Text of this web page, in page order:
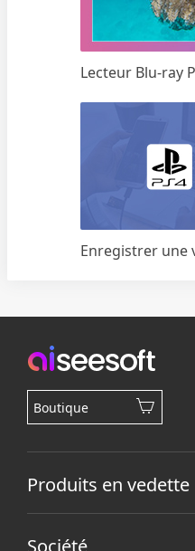
Lecteur Blu-ray
Enregistrer une
Boutique
Produits en vedette
Société